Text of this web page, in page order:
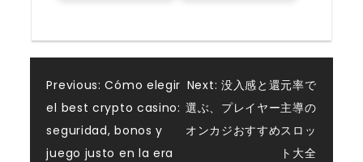
Post
navigation
Previous: Cómo elegir
el best crypto casino:
seguridad, bonos y
juego justo en la era
Next: 没入感と還元率で
選ぶ、プレイヤー主導の
オンカジおすすめスロッ
ト大全